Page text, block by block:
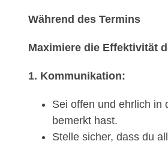
Während des Termins
Maximiere die Effektivität
1. Kommunikation:
Sei offen und ehrlich in
bemerkt hast.
Stelle sicher, dass du